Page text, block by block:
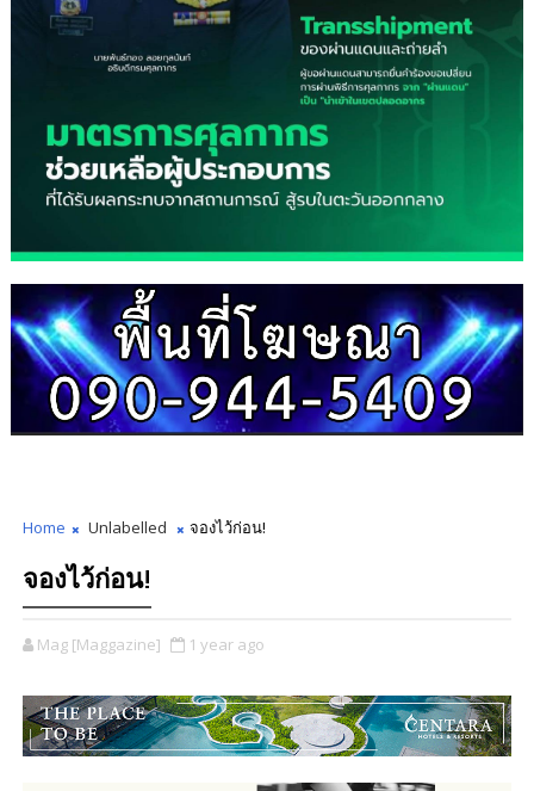
Home Unlabelled จองไว้ก่อน!
จองไว้ก่อน!
Mag [Maggazine] 1 year ago